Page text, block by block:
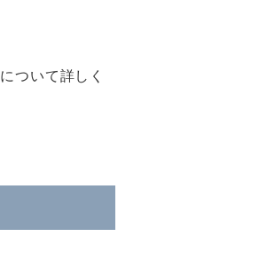
について詳しく